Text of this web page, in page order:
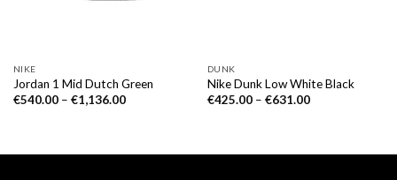
NIKE
Jordan 1 Mid Dutch Green
€540.00– €1,136.00
DUNK
Nike Dunk Low White Black
€425.00– €631.00